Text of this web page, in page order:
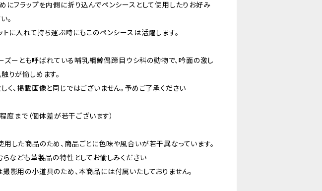
にフラップを内側に折り込んでペンシースとして使用したりお好み
。
に入れて持ち運ぶ時にもこのペンシースは活躍します。
ズーとも呼ばれている哺乳綱鯨偶蹄目ウシ科の動物で、吟面の激し
りが愉しめます。
く、掲載画像と同じではございません。予めご了承ください
まで（個体差が若干ございます）
した商品のため、商品ごとに色味や風合いが若干異なっています。
らなども革製品の特性としてお愉しみください
影用の小道具のため、本商品には付属いたしておりません。